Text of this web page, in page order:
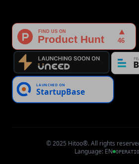
© 2025 Hitoo®. All rights
Language: EN